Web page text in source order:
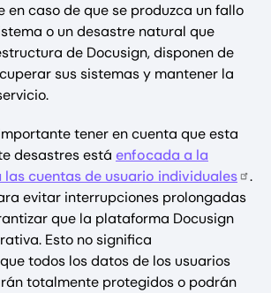
en caso de que se produzca un fallo
o un desastre natural que
de Docusign, disponen de
sus sistemas y mantener la
tener en cuenta que esta
desastres está enfocada a la
cuentas de usuario individuales
.
evitar interrupciones prolongadas
que la plataforma Docusign
Esto no significa
todos los datos de los usuarios
totalmente protegidos o podrán